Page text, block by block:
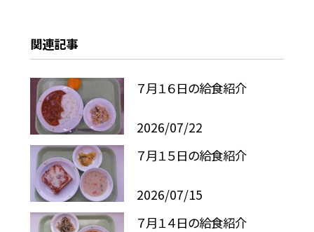
関連記事
７月１６日の給食紹介
2026/07/22
７月１５日の給食紹介
2026/07/15
７月１４日の給食紹介